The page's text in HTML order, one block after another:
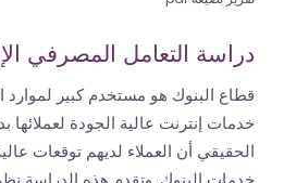
دراسة التعامل المصرفي
قطاع البنوك هو مستخدم كبير لموارد
خدمات إنترنت عالية الجودة
الحقيقي أن العملاء لديهم توقعات